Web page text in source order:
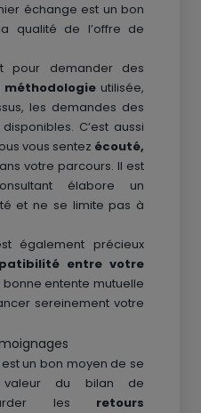
échange est un bon
qualité de l’offre de
pour demander des
méthodologieutilisée,
les demandes des
C’est aussi
vous sentez écouté,
votre parcours. Il est
élabore un
et ne se limite pas à
également précieux
entre votre
bonne entente mutuelle
sereinement votre
est un bon moyen de se
du bilan de
les retours